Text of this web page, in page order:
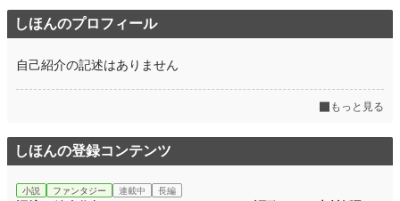
しほんのプロフィール
自己紹介の記述はありません
もっと見る
しほんの登録コンテンツ
小説 ファンタジー 連載中 長編